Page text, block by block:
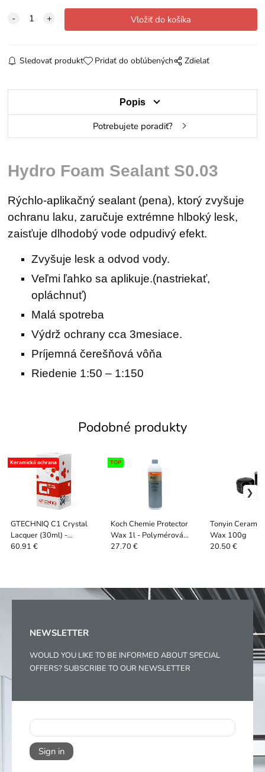
Sledovať produkt Pridať do obľúbených Zdielať
Popis
Potrebujete poradiť?
Hydro Foam Sealant S0.03
Rýchlo-aplikačný sealant (pena), ktorý zvyšuje
ochranu laku, zaručuje extrémne hlboký lesk,
zaisťuje dlhodobý vode odpudivý efekt.
Zvyšuje lesk a odvod vody.
Veľmi ľahko sa aplikuje.(nastriekať,
opláchnuť)
Malá spotreba
Výdrž ochrany cca 3mesiace.
Príjemná čerešňová vôňa
Riedenie 1:50 – 1:150
Podobné produkty
GTECHNIQ C1 Crystal
Lacquer (30ml) -
Keramický nanopovlak na
Keramická ochrana
60.91 €
Koch Chemie Protector
Wax 1l - Polymérová
ochrana laku
TOP
27.70 €
Tonyin
Wax 100g
20.50 €
NEWSLETTER
WOULD YOU LIKE TO BE INFORMED ABOUT SPECIAL
OFFERS? SUBSCRIBE TO OUR NEWSLETTER
Sign in